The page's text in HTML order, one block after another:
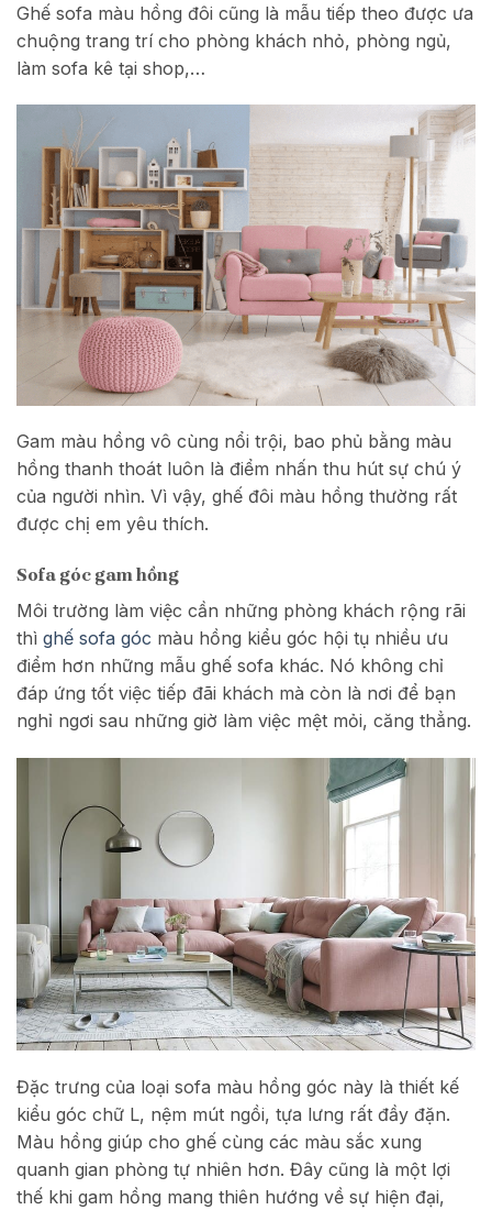
Ghế sofa màu hồng đôi cũng là mẫu tiếp theo được ưa
chuộng trang trí cho phòng khách nhỏ, phòng ngủ,
làm sofa kê tại shop,…
Gam màu hồng vô cùng nổi trội, bao phủ bằng màu
hồng thanh thoát luôn là điểm nhấn thu hút sự chú ý
của người nhìn. Vì vậy, ghế đôi màu hồng thường rất
được chị em yêu thích.
Sofa góc gam hồng
Môi trường làm việc cần những phòng khách rộng rãi
thì ghế sofa góc màu hồng kiểu góc hội tụ nhiều ưu
điểm hơn những mẫu ghế sofa khác. Nó không chỉ
đáp ứng tốt việc tiếp đãi khách mà còn là nơi để bạn
nghỉ ngơi sau những giờ làm việc mệt mỏi, căng thẳng.
Đặc trưng của loại sofa màu hồng góc này là thiết kế
kiểu góc chữ L, nệm mút ngồi, tựa lưng rất đầy đặn.
Màu hồng giúp cho ghế cùng các màu sắc xung
quanh gian phòng tự nhiên hơn. Đây cũng là một lợi
thế khi gam hồng mang thiên hướng về sự hiện đại,